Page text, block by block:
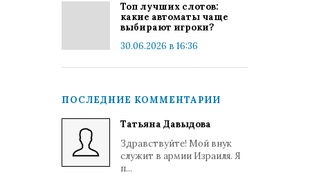
Топ лучших слотов:
какие автоматы чаще
выбирают игроки?
30.06.2026 в 16:36
ПОСЛЕДНИЕ КОММЕНТАРИИ
Татьяна Давыдова
Здравствуйте! Мой внук
служит в армии Израиля. Я
п...